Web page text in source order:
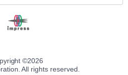
©2026
All rights reserved.